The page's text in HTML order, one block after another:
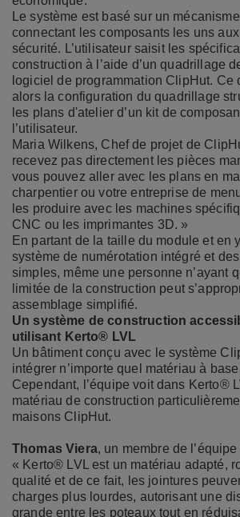
Le système est basé sur un
connectant les composants les uns
sécurité. L’utilisateur saisit les
construction à l’aide d’un quadrillage
logiciel de programmation ClipHut. Ce
alors la configuration du quadrillage
les plans d'atelier d’un kit de
l’utilisateur.
Maria Wilkens, Chef de projet de
recevez pas directement les pièces
vous pouvez aller avec les plans en
charpentier ou votre entreprise de
les produire avec les machines
CNC ou les imprimantes 3D. »
En partant de la taille du module et en
système de numérotation intégré et
simples, même une personne n’ayant
limitée de la construction peut
assemblage simplifié.
Un système de construction
utilisant Kerto® LVL
Un bâtiment conçu avec le système
intégrer n’importe quel matériau à
Cependant, l’équipe voit dans Kerto®
matériau de construction
maisons ClipHut.
Thomas Viera, un membre de
« Kerto® LVL est un matériau adapté,
qualité et de ce fait, les jointures
charges plus lourdes, autorisant une
grande entre les poteaux tout en